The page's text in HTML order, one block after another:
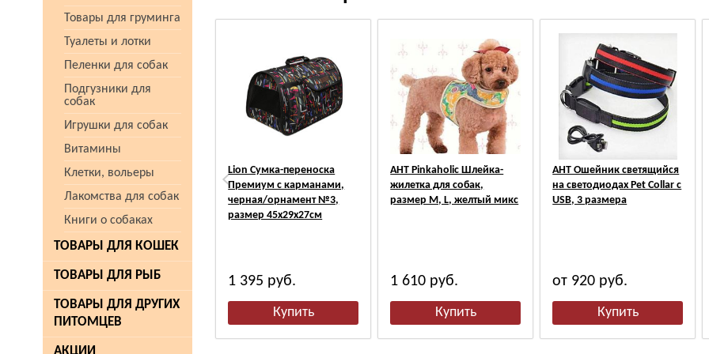
Товары для груминга
Туалеты и лотки
Пеленки для собак
Подгузники для
собак
Игрушки для собак
Витамины
Клетки, вольеры
Лакомства для собак
Книги о собаках
ТОВАРЫ ДЛЯ КОШЕК
ТОВАРЫ ДЛЯ РЫБ
ТОВАРЫ ДЛЯ ДРУГИХ
ПИТОМЦЕВ
АКЦИИ
Lion Сумка-переноска
Премиум с карманами,
черная/орнамент №3,
размер 45х29х27см
1 395 руб.
АНТ Pinkaholic Шлейка-
жилетка для собак,
размер M, L, желтый микс
1 610 руб.
АНТ Ошейник светящийся
на светодиодах Pet Collar с
USB, 3 размера
от 920 руб.